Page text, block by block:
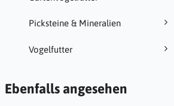
Picksteine & Mineralien
Vogelfutter
Ebenfalls angesehen